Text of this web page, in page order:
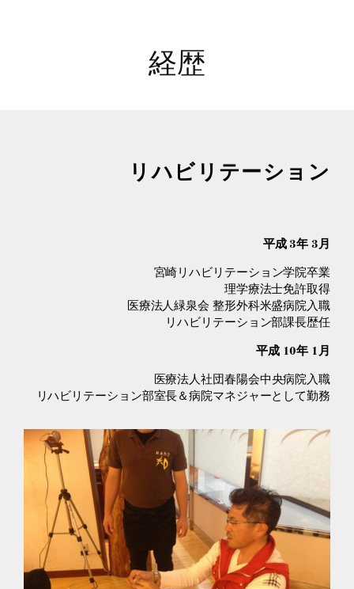
経歴
リハビリテーション
平成 3年 3月
宮崎リハビリテーション学院卒業
理学療法士免許取得
医療法人緑泉会 整形外科米盛病院入職
リハビリテーション部課長歴任
平成 10年 1月
医療法人社団春陽会中央病院入職
リハビリテーション部室長＆病院マネジャーとして勤務